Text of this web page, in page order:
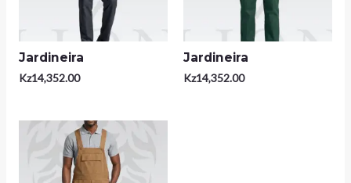
Jardineira
Kz14,352.00
Jardineira
Kz14,352.00